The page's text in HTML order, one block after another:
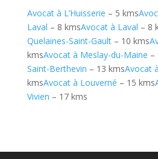
Avocat à L’Huisserie – 5 kms
Laval – 8 kmsAvocat à Laval – 8
Quelaines-Saint-Gault– 10 kms
kmsAvocat à Meslay-du-Maine –
Saint-Berthevin – 13 kmsAvocat
kmsAvocat à Louverné – 15 kms
Vivien – 17 kms